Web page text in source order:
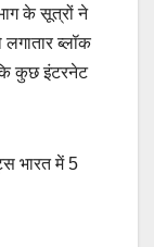
के सूत्रों ने
ब्लॉक
कुछ इंटरनेट
भारत में 5